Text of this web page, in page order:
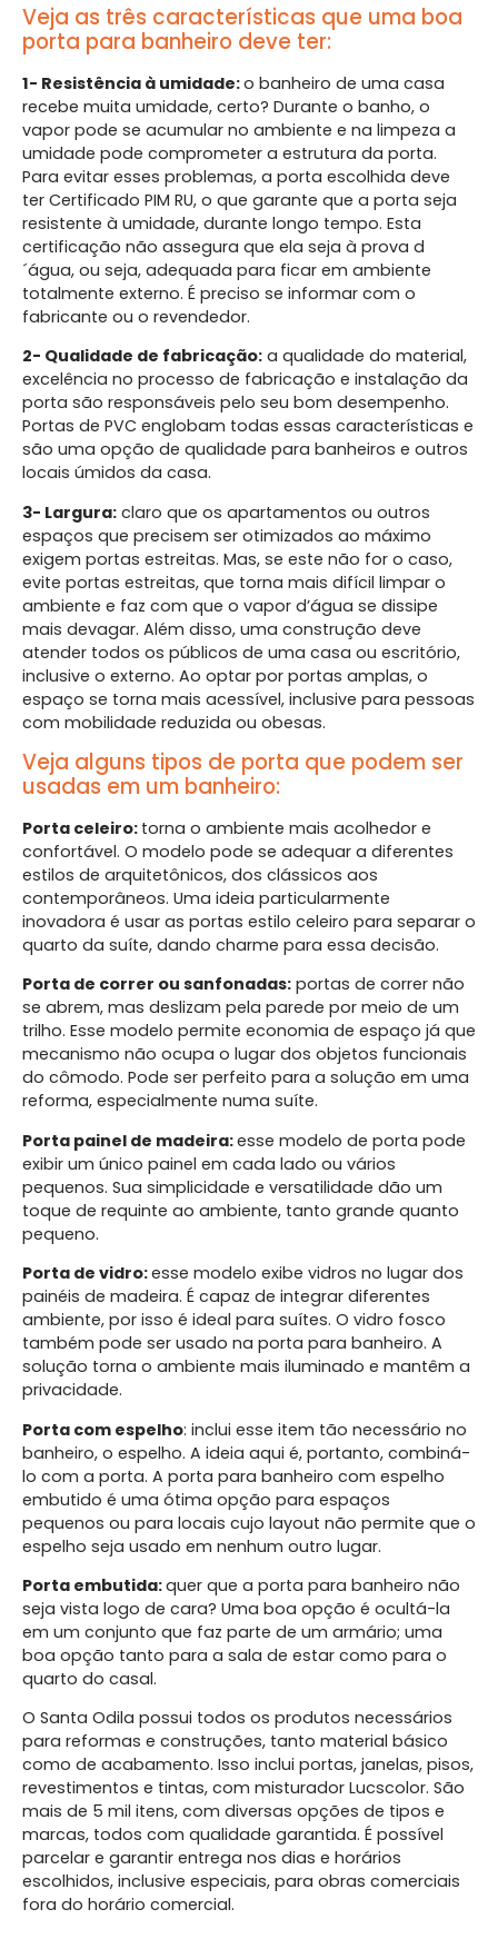
Veja as três características que uma boa
porta para banheiro deve ter:
1- Resistência à umidade:o banheiro de uma casa
recebe muita umidade, certo? Durante o banho, o
vapor pode se acumular no ambiente e na limpeza a
umidade pode comprometer a estrutura da porta.
Para evitar esses problemas, a porta escolhida deve
ter Certificado PIM RU, o que garante que a porta seja
resistente à umidade, durante longo tempo. Esta
certificação não assegura que ela seja à prova d
´água, ou seja, adequada para ficar em ambiente
totalmente externo. É preciso se informar com o
fabricante ou o revendedor.
2- Qualidade de fabricação: a qualidade do material,
excelência no processo de fabricação e instalação da
porta são responsáveis pelo seu bom desempenho.
Portas de PVC englobam todas essas características e
são uma opção de qualidade para banheiros e outros
locais úmidos da casa.
3- Largura: claro que os apartamentos ou outros
espaços que precisem ser otimizados ao máximo
exigem portas estreitas. Mas, se este não for o caso,
evite portas estreitas, que torna mais difícil limpar o
ambiente e faz com que o vapor d’água se dissipe
mais devagar. Além disso, uma construção deve
atender todos os públicos de uma casa ou escritório,
inclusive o externo. Ao optar por portas amplas, o
espaço se torna mais acessível, inclusive para pessoas
com mobilidade reduzida ou obesas.
Veja alguns tipos de porta que podem ser
usadas em um banheiro:
Porta celeiro: torna o ambiente mais acolhedor e
confortável. O modelo pode se adequar a diferentes
estilos de arquitetônicos, dos clássicos aos
contemporâneos. Uma ideia particularmente
inovadora é usar as portas estilo celeiro para separar o
quarto da suíte, dando charme para essa decisão.
Porta de correr ou sanfonadas: portas de correr não
se abrem, mas deslizam pela parede por meio de um
trilho. Esse modelo permite economia de espaço já que
mecanismo não ocupa o lugar dos objetos funcionais
do cômodo. Pode ser perfeito para a solução em uma
reforma, especialmente numa suíte.
Porta painel de madeira:esse modelo de porta pode
exibir um único painel em cada lado ou vários
pequenos. Sua simplicidade e versatilidade dão um
toque de requinte ao ambiente, tanto grande quanto
pequeno.
Porta de vidro:esse modelo exibe vidros no lugar dos
painéis de madeira. É capaz de integrar diferentes
ambiente, por isso é ideal para suítes. O vidro fosco
também pode ser usado na porta para banheiro. A
solução torna o ambiente mais iluminado e mantêm a
privacidade.
Porta com espelho: inclui esse item tão necessário no
banheiro, o espelho. A ideia aqui é, portanto, combiná-
lo com a porta. A porta para banheiro com espelho
embutido é uma ótima opção para espaços
pequenos ou para locais cujo layout não permite que o
espelho seja usado em nenhum outro lugar.
Porta embutida:quer que a porta para banheiro não
seja vista logo de cara? Uma boa opção é ocultá-la
em um conjunto que faz parte de um armário; uma
boa opção tanto para a sala de estar como para o
quarto do casal.
O Santa Odila possui todos os produtos necessários
para reformas e construções, tanto material básico
como de acabamento. Isso inclui portas, janelas, pisos,
revestimentos e tintas, com misturador Lucscolor. São
mais de 5 mil itens, com diversas opções de tipos e
marcas, todos com qualidade garantida. É possível
parcelar e garantir entrega nos dias e horários
escolhidos, inclusive especiais, para obras comerciais
fora do horário comercial.